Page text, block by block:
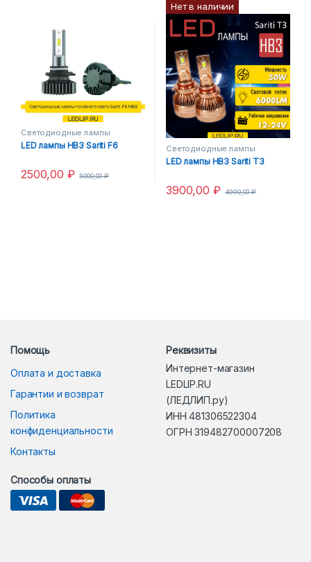
Светодиодные лампы
HB3/HB4
LED лампы HB3 Sariti F6
2500,00 ₽ 5000,00₽
Нет в наличии
Светодиодные лампы
HB3/HB4
LED лампы HB3 Sariti T3
3900,00 ₽ 4990,00₽
Помощь
Оплата и доставка
Гарантии и возврат
Политика
конфиденциальности
Контакты
Реквизиты
Интернет-магазин
LEDLIP.RU
(ЛЕДЛИП.ру)
ИНН 481306522304
ОГРН 319482700007208
Способы оплаты